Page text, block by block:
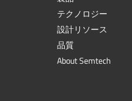
テクノロジー
設計リソース
品質
About Semtech